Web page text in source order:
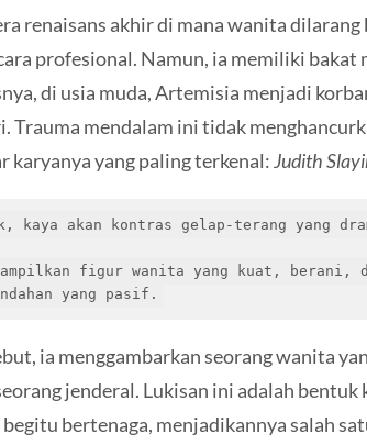
renaisans akhir di mana wanita
profesional. Namun, ia memiliki bakat
di usia muda, Artemisia menjadi
Trauma mendalam ini tidak
karyanya yang paling terkenal:Judith
kaya akan kontras gelap-terang yang
figur wanita yang kuat, berani,
ia menggambarkan seorang wanita
jenderal. Lukisan ini adalah bentuk
bertenaga, menjadikannya salah